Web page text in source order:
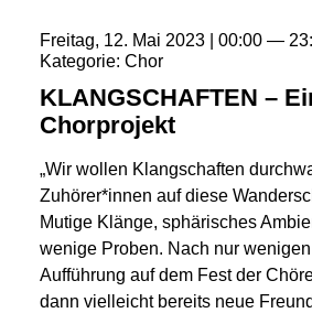
Freitag 12 Mai 2023 00:00
Kategorie Chor
KLANGSCHAFTEN –
Chorprojekt
„Wir wollen Klangschaften
Zuhörer*innen auf diese
Mutige Klänge, sphärisches
wenige Proben. Nach nur
Aufführung auf dem Fest der
dann vielleicht bereits neue